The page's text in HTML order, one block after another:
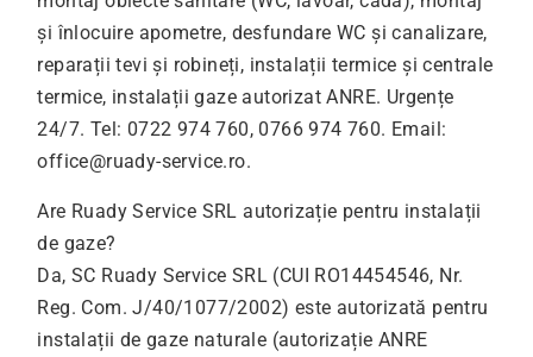
și înlocuire apometre, desfundare WC și canalizare,
reparații tevi și robineți, instalații termice și centrale
termice, instalații gaze autorizat ANRE. Urgențe
24/7. Tel: 0722 974 760, 0766 974 760. Email:
office@ruady-service.ro.
Are Ruady Service SRL autorizație pentru instalații
de gaze?
Da, SC Ruady Service SRL (CUI RO14454546, Nr.
Reg. Com. J/40/1077/2002) este autorizată pentru
instalații de gaze naturale (autorizație ANRE